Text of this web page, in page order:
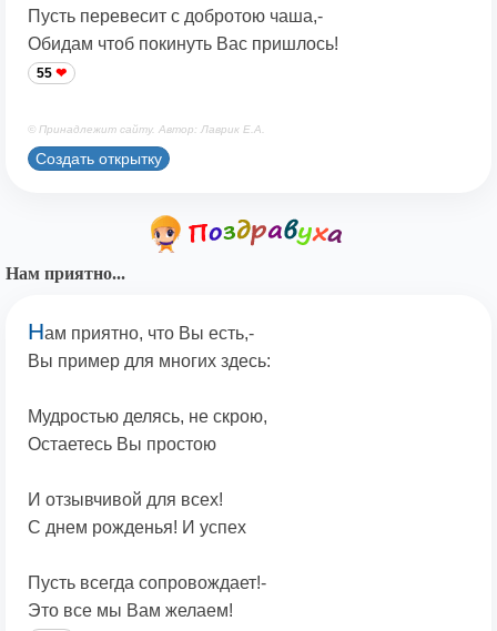
Пусть перевесит с добротою чаша,-
Обидам чтоб покинуть Вас пришлось!
55
© Принадлежит сайту. Автор: Лаврик Е.А.
Создать открытку
Нам приятно...
Нам приятно, что Вы есть,-
Вы пример для многих здесь:
Мудростью делясь, не скрою,
Остаетесь Вы простою
И отзывчивой для всех!
С днем рожденья! И успех
Пусть всегда сопровождает!-
Это все мы Вам желаем!